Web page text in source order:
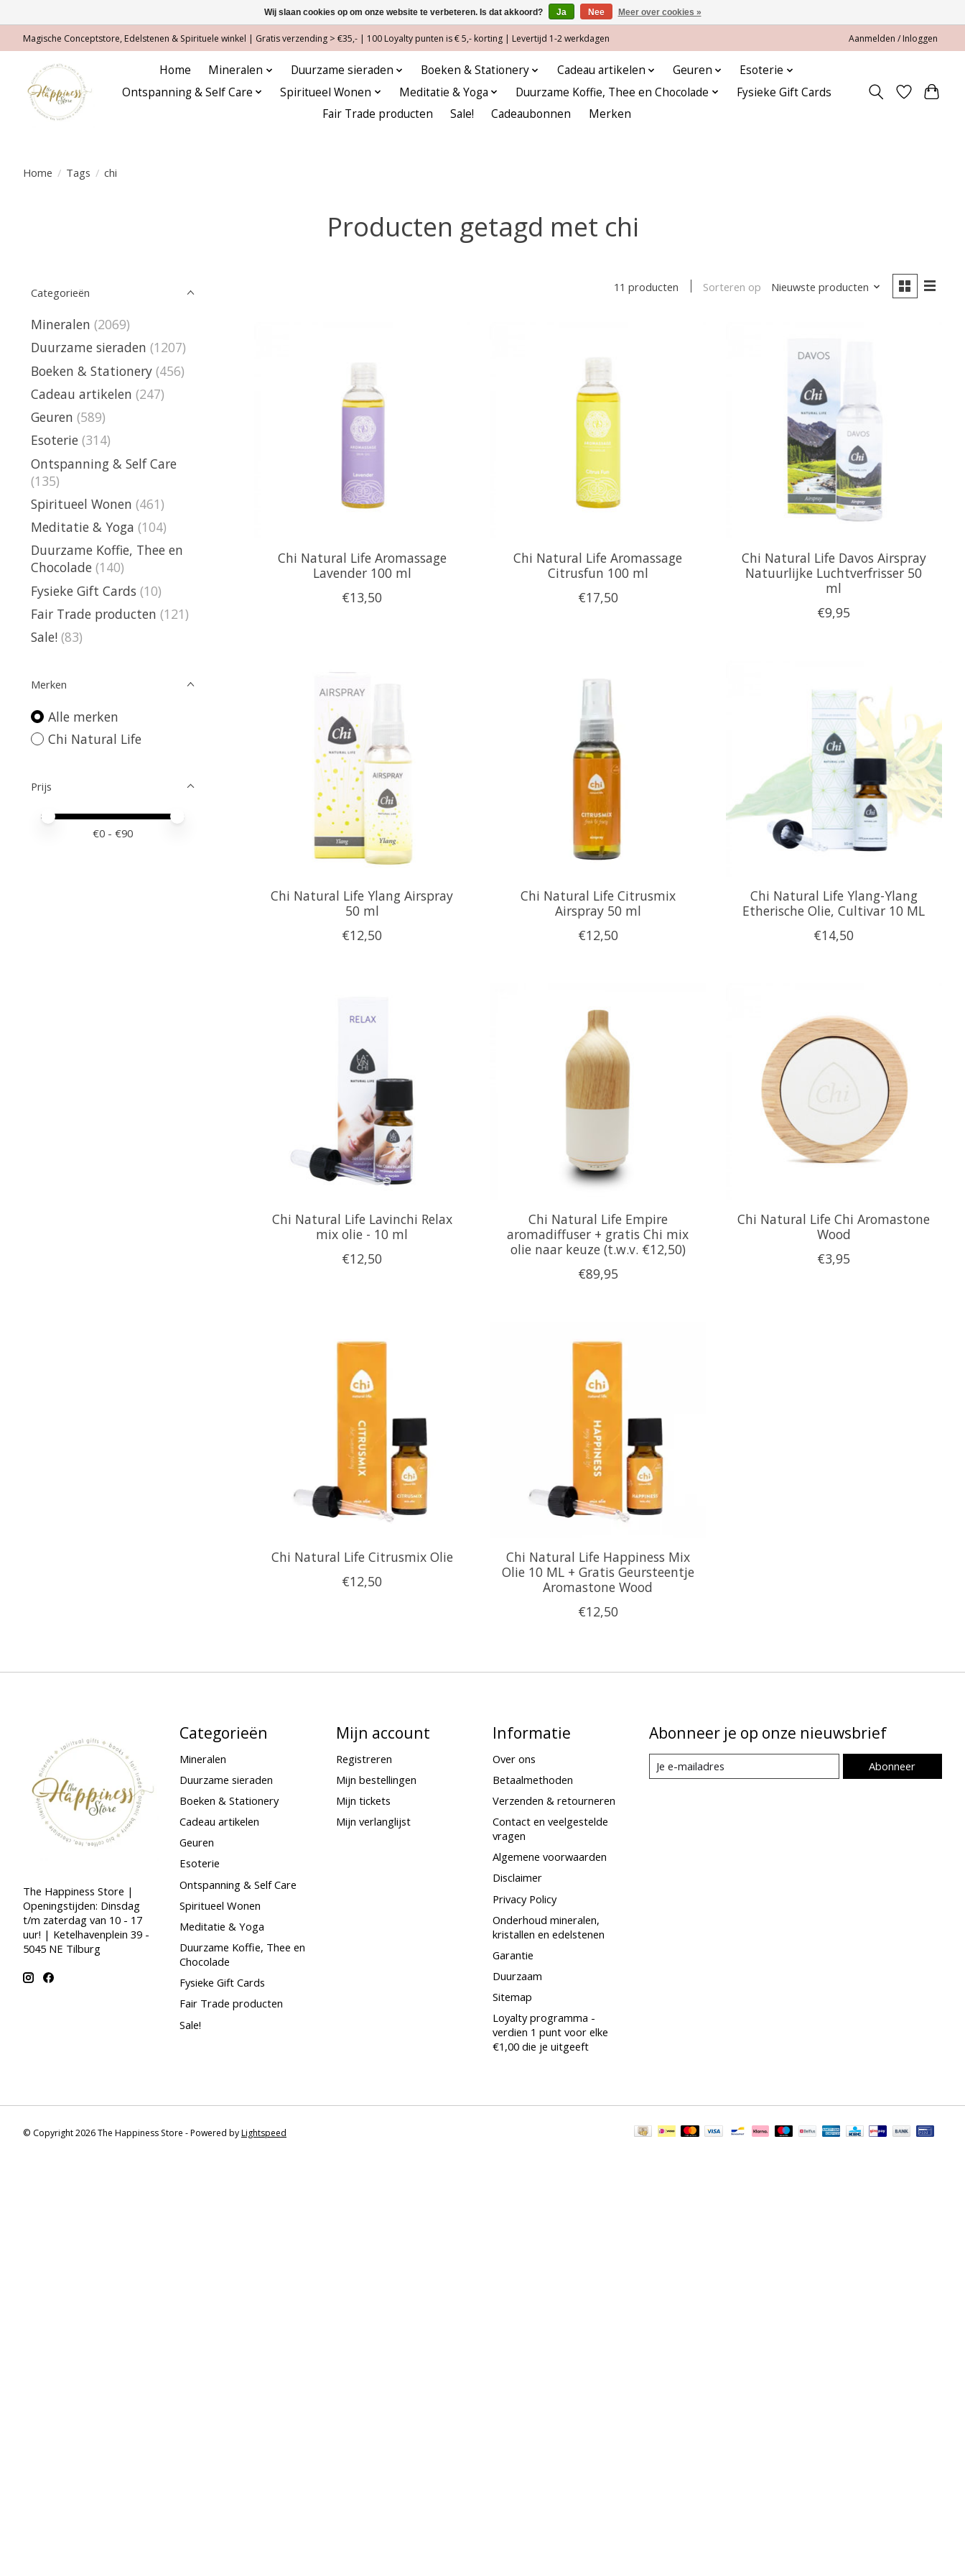
Magische Conceptstore, Edelstenen & Spirituele winkel | Gratis verzending > €35,- | 100 Loyalty punten is € 5,- korting | Levertijd 1-2 werkdagen Aanmelden / Inloggen
Home Mineralen Duurzame sieraden Boeken & Stationery Cadeau artikelen Geuren
Esoterie
Ontspanning & Self Care
Spiritueel Wonen Meditatie & Yoga Duurzame Koffie, Thee en Chocolade
Fysieke Gift Cards
Fair Trade producten
Sale! Cadeaubonnen Merken
Home / Tags / chi
Producten getagd met chi
Categorieën
Mineralen (2069)
Duurzame sieraden (1207)
Boeken & Stationery (456)
Cadeau artikelen (247)
Geuren (589)
Esoterie (314)
Ontspanning & Self Care
(135)
Spiritueel Wonen (461)
Meditatie & Yoga (104)
Duurzame Koffie, Thee en
Chocolade (140)
Fysieke Gift Cards (10)
Fair Trade producten (121)
Sale! (83)
Merken
Alle merken
Chi Natural Life
Prijs
Minimale prijswaarde
Price maximum value
€0 - €90
11 producten Sorteren op Nieuwste producten
Chi Natural Life Aromassage
Lavender 100 ml
€13,50
Chi Natural Life Aromassage
Citrusfun 100 ml
€17,50
Chi Natural Life Davos Airspray
Natuurlijke Luchtverfrisser 50
ml
€9,95
Chi Natural Life Ylang Airspray
50 ml
€12,50
Chi Natural Life Citrusmix
Airspray 50 ml
€12,50
Chi Natural Life Ylang-Ylang
Etherische Olie, Cultivar 10 ML
€14,50
Chi Natural Life Lavinchi Relax
mix olie - 10 ml
€12,50
Chi Natural Life Empire
aromadiffuser + gratis Chi mix
olie naar keuze (t.w.v. €12,50)
€89,95
Chi Natural Life Chi Aromastone
Wood
€3,95
Chi Natural Life Citrusmix Olie
€12,50
Chi Natural Life Happiness Mix
Olie 10 ML + Gratis Geursteentje
Aromastone Wood
€12,50
The Happiness Store |
Openingstijden: Dinsdag
t/m zaterdag van 10 - 17
uur! | Ketelhavenplein 39 -
5045 NE Tilburg
Categorieën
Mineralen
Duurzame sieraden
Boeken & Stationery
Cadeau artikelen
Geuren
Esoterie
Ontspanning & Self Care
Spiritueel Wonen
Meditatie & Yoga
Duurzame Koffie, Thee en
Chocolade
Fysieke Gift Cards
Fair Trade producten
Sale!
Mijn account
Registreren
Mijn bestellingen
Mijn tickets
Mijn verlanglijst
Informatie
Over ons
Betaalmethoden
Verzenden & retourneren
Contact en veelgestelde
vragen
Algemene voorwaarden
Disclaimer
Privacy Policy
Onderhoud mineralen,
kristallen en edelstenen
Garantie
Duurzaam
Sitemap
Loyalty programma -
verdien 1 punt voor elke
€1,00 die je uitgeeft
Abonneer je op onze nieuwsbrief
Abonneer
© Copyright 2026 The Happiness Store - Powered byLightspeed
Wij slaan cookies op om onze website te verbeteren. Is dat akkoord? Ja Nee Meer over cookies »